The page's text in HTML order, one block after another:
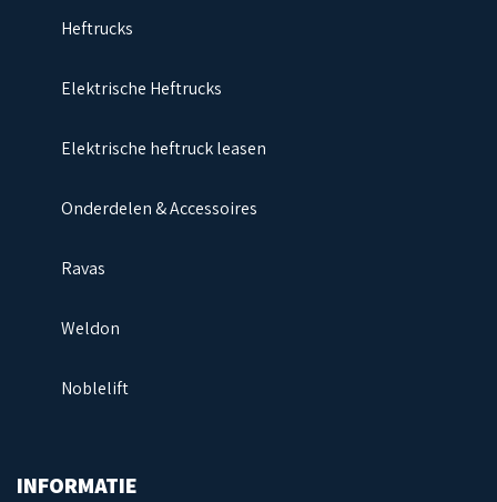
Heftrucks
Elektrische Heftrucks
Elektrische heftruck leasen
Onderdelen & Accessoires
Ravas
Weldon
Noblelift
INFORMATIE